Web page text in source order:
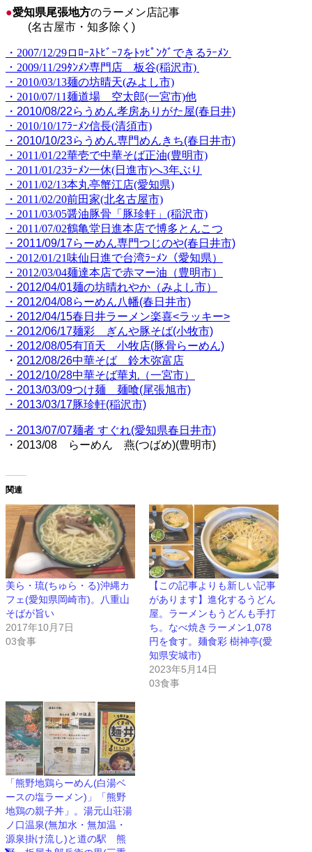
●愛知県尾張地方のラーメン店記事
(名古屋市・知多除く)
・2007/12/29ロﾛｰｽﾄﾋﾞｰﾌをﾄｯﾋﾟﾝｸﾞできるﾗｰﾒﾝ
・2009/11/29ﾀﾝﾒﾝ専門店 板谷(稲沢市)
・2010/03/13麺の坊晴天(みよし市)
・2010/07/11麺道場 空太郎(一宮市)他
・2010/08/22らうめん孝房ありがた屋(春日井)
・2010/10/17ﾗｰﾒﾝ信長(清須市)
・2010/10/23らうめん専門めんきち(春日井市)
・2011/01/22華壱で中華そば正油(豊明市)
・2011/01/23ﾗｰﾒﾝ一休(日進市)へ3年ぶり
・2011/02/13本丸亭蟹江店(愛知県)
・2011/02/20前田家(北名古屋市)
・2011/03/05醤油豚骨「豚珍軒」(稲沢市)
・2011/07/02鶴亀堂日進本店で博多とんこつ
・2011/09/17らーめん専門つじのや(春日井市)
・2012/01/21味仙日進で台湾ﾗｰﾒﾝ（愛知県）
・2012/03/04麺達本店で赤マー油（豊明市）
・2012/04/01麺の坊晴れやか（みよし市）
・2012/04/08らーめん八幡(春日井市)
・2012/04/15春日井ラーメン楽喜<ラッキー>
・2012/06/17麺彩 ぎんや豚そば(小牧市)
・2012/08/05有頂天 小牧店(豚骨らーめん)
・ 2012/08/26中華そば 鈴木弥富店
・2012/10/28中華そば華丸（一宮市）
・ 2013/03/09つけ麺 麺喰(尾張旭市)
・2013/03/17豚珍軒(稲沢市)
・2013/07/07麺者 すぐれ(愛知県春日井市)
・2013/08 らーめん 燕(つばめ)(豊明市)
関連
美ら・琉(ちゅら・る)沖縄カ
フェ(愛知県岡崎市)。八重山
そばが旨い
2017年10月7日
03食事
【この記事よりも新しい記事
があります】進化するうどん
屋。ラーメンもうどんも手打
ち。なべ焼きラーメン1,078
円を食す。麺食彩 樹神亭(愛
知県安城市)
2023年5月14日
03食事
「熊野地鶏らーめん(白湯ベ
ースの塩ラーメン)」「熊野
地鶏の親子丼」。湯元山荘湯
ノ口温泉(無加水・無加温・
源泉掛け流し)と道の駅 熊